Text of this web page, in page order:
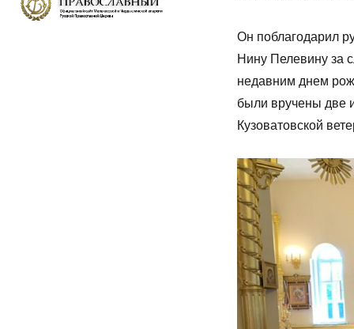
Он поблагодарил
Нину Пелевину за
недавним днем
были вручены две
Кузоватовской